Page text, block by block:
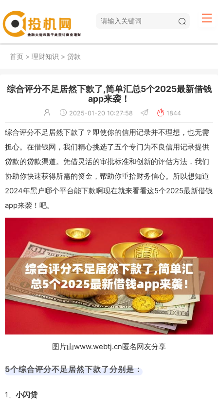
首页 > 理财知识 > 贷款
综合评分不足居然下款了,简单汇总5个2025最新借钱
app来袭！
2025-01-20 10:27:58 1844
综合评分不足居然下款了？即使你的信用记录并不理想，也无需
担心。在借钱网，我们精心挑选了五个专门为不良信用记录提供
贷款的贷款渠道。凭借灵活的审批标准和创新的评估方法，我们
协助你快速获得所需的资金，帮助你重拾财务信心。所以想知道
2024年黑户哪个平台能下款啊现在就来看看这5个2025最新借钱
app来袭！吧。
图片由www.webtj.cn匿名网友分享
5个综合评分不足居然下款了分别是：
1、 小闪贷